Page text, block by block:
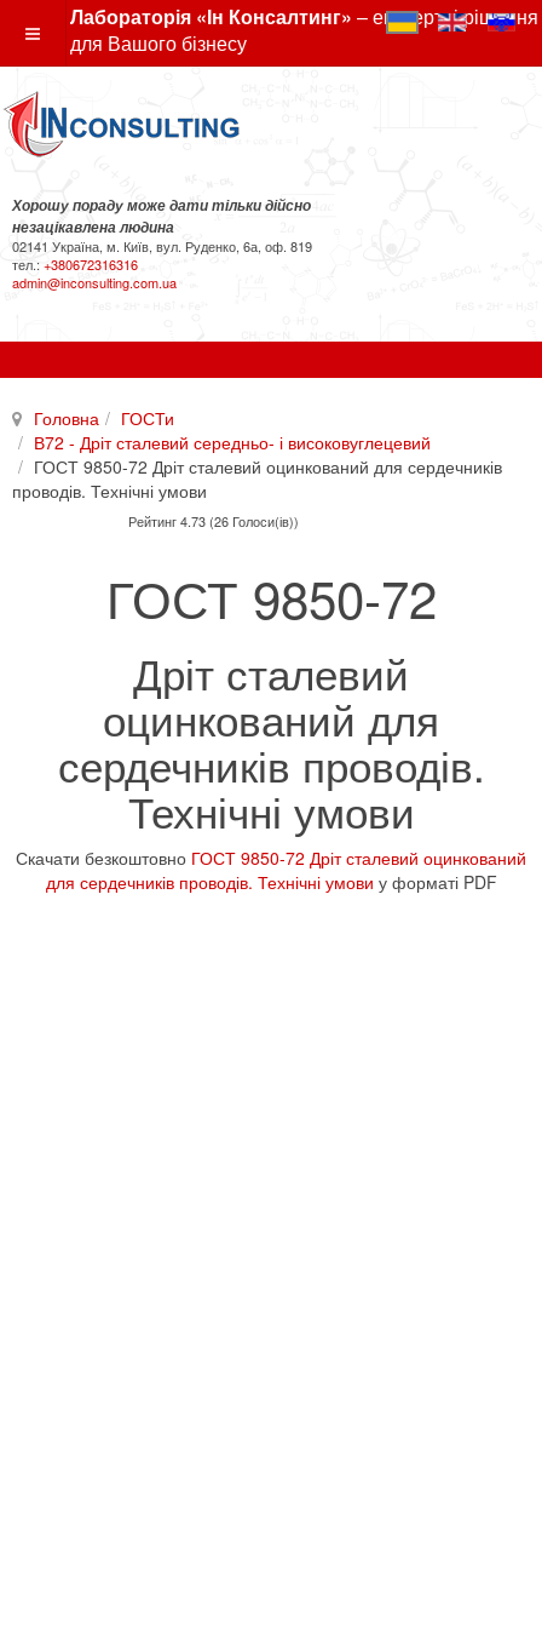
Лабораторія «Ін Консалтинг» – експертні рішення
для Вашого бізнесу
Хорошу пораду може дати тільки дійсно
незацікавлена людина
02141 Україна, м. Київ, вул. Руденко, 6а, оф. 819
тел.: +380672316316
admin@inconsulting.com.ua
Головна
ГОСТи
В72 - Дріт сталевий середньо- і високовуглецевий
ГОСТ 9850-72 Дріт сталевий оцинкований для сердечників
проводів. Технічні умови
Рейтинг 4.73 (26 Голоси(ів))
ГОСТ 9850-72
Дріт сталевий
оцинкований для
сердечників проводів.
Технічні умови
Скачати безкоштовно ГОСТ 9850-72 Дріт сталевий оцинкований
для сердечників проводів. Технічні умови у форматі PDF